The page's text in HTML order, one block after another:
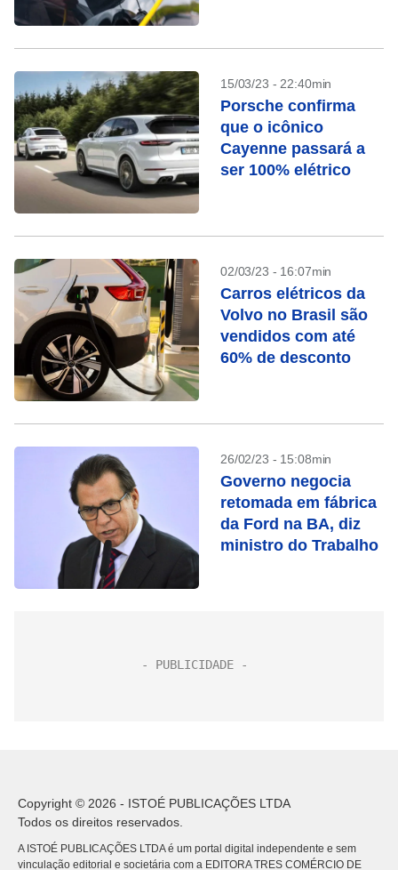
15/03/23 - 22:40min
Porsche confirma
que o icônico
Cayenne passará a
ser 100% elétrico
02/03/23 - 16:07min
Carros elétricos da
Volvo no Brasil são
vendidos com até
60% de desconto
26/02/23 - 15:08min
Governo negocia
retomada em fábrica
da Ford na BA, diz
ministro do Trabalho
Copyright © 2026 - ISTOÉ PUBLICAÇÕES LTDA
Todos os direitos reservados.
A ISTOÉ PUBLICAÇÕES LTDA é um portal digital independente e sem
vinculação editorial e societária com a EDITORA TRES COMÉRCIO DE